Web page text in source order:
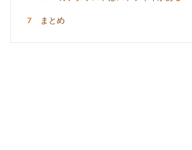
7 まとめ